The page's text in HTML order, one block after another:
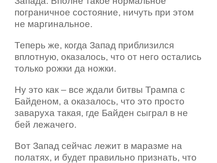
пограничное состояние, ничуть при этом
не маргинальное.
Теперь же, когда Запад приблизился
вплотную, оказалось, что от него остались
только рожки да ножки.
Ну это как – все ждали битвы Трампа с
Байденом, а оказалось, что это просто
заваруха такая, где Байден сыграл в не
бей лежачего.
Вот Запад сейчас лежит в маразме на
полатях, и будет правильно признать, что